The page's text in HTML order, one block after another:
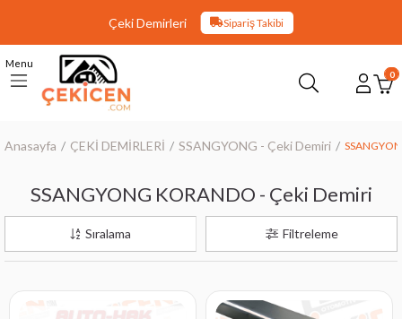
Çeki Demirleri Sipariş Takibi
Menu
0
Anasayfa ÇEKİ DEMİRLERİ SSANGYONG - Çeki Demiri
SSANGYONG KORANDO - Çeki Demiri
Filtreleme
Sıralama